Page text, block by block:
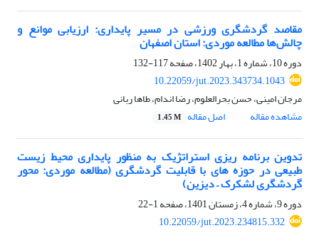
مقاصد گردشگری ورزشی در مسیر پایداری: ارزیابی موانع و
چالش‌ها مطالعه موردی: استان اصفهان
دوره 10، شماره 1، بهار 1402، صفحه
117-132
10.22059/jut.2023.343734.1043
مرجان امینی، حسن بحرالعلوم، رضا اندام، طاها ربانی
مشاهده مقاله
اصل مقاله 1.45 M
تدوین برنامه ریزی استراتژیک به منظور پایداری محیط زیست
طبیعی در حوزه های با قابلیت گردشگری (مطالعه موردی: محور
گردشگری لشکرک – دیزین)
دوره 9، شماره 4، زمستان 1401، صفحه
1-22
10.22059/jut.2023.234815.332